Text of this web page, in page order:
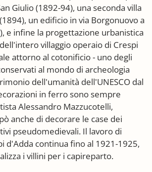
Giulio (1892-94), una seconda villa
un edificio in via Borgonuovo a
e infine la progettazione urbanistica
villaggio operaio di Crespi
attorno al cotonificio - uno degli
al mondo di archeologia
dell'umanità dell'UNESCO dal
in ferro sono sempre
Alessandro Mazzucotelli,
anche di decorare le case dei
pseudomedievali. Il lavoro di
d'Adda continua fino al 1921-1925,
i villini per i capireparto.